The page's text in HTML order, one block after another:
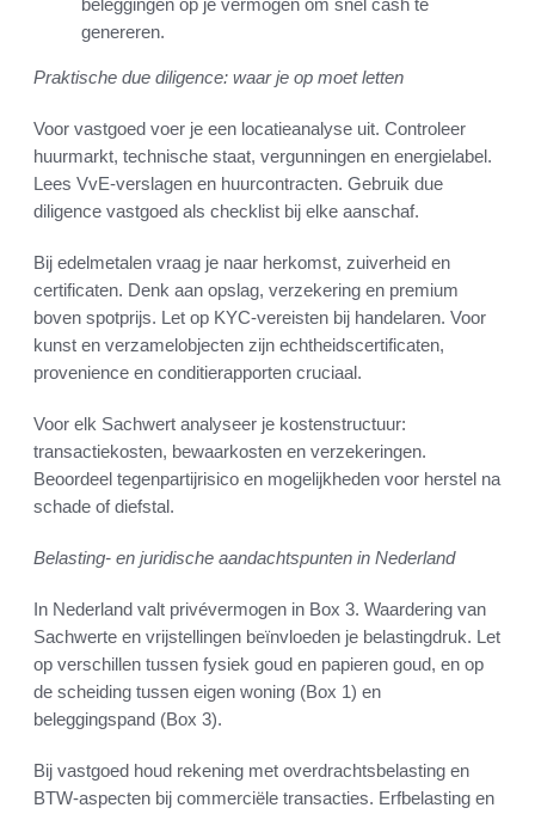
beleggingen op je vermogen om snel cash te
genereren.
Praktische due diligence: waar je op moet letten
Voor vastgoed voer je een locatieanalyse uit. Controleer
huurmarkt, technische staat, vergunningen en energielabel.
Lees VvE-verslagen en huurcontracten. Gebruik due
diligence vastgoed als checklist bij elke aanschaf.
Bij edelmetalen vraag je naar herkomst, zuiverheid en
certificaten. Denk aan opslag, verzekering en premium
boven spotprijs. Let op KYC-vereisten bij handelaren. Voor
kunst en verzamelobjecten zijn echtheidscertificaten,
provenience en conditierapporten cruciaal.
Voor elk Sachwert analyseer je kostenstructuur:
transactiekosten, bewaarkosten en verzekeringen.
Beoordeel tegenpartijrisico en mogelijkheden voor herstel na
schade of diefstal.
Belasting- en juridische aandachtspunten in Nederland
In Nederland valt privévermogen in Box 3. Waardering van
Sachwerte en vrijstellingen beïnvloeden je belastingdruk. Let
op verschillen tussen fysiek goud en papieren goud, en op
de scheiding tussen eigen woning (Box 1) en
beleggingspand (Box 3).
Bij vastgoed houd rekening met overdrachtsbelasting en
BTW-aspecten bij commerciële transacties. Erfbelasting en